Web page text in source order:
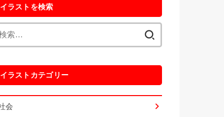
イラストを検索
イラストカテゴリー
会